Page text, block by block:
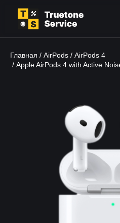
Главная / AirPods / AirPods 4
/ Apple AirPods 4 with Active